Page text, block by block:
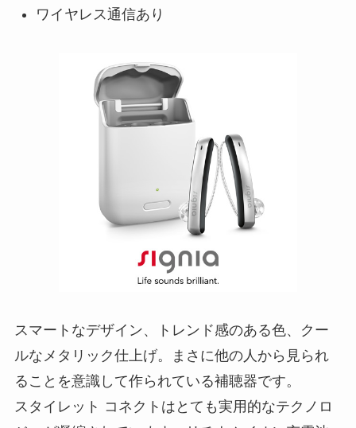
ワイヤレス通信あり
スマートなデザイン、トレンド感のある色、クー
ルなメタリック仕上げ。まさに他の人から見られ
ることを意識して作られている補聴器です。
スタイレット コネクトはとても実用的なテクノロ